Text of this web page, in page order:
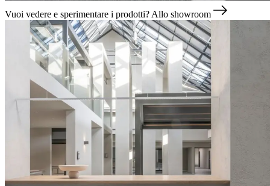
Vuoi vedere e sperimentare i prodotti? Allo showroom